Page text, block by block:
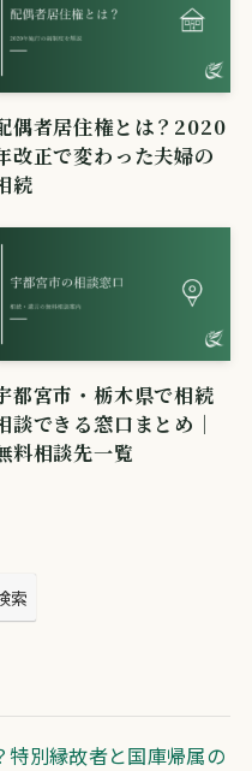
偶者居住権とは？2020
改正で変わった夫婦の
続
都宮市・栃木県で相続
談できる窓口まとめ｜
料相談先一覧
索
特別縁故者と国庫帰属の